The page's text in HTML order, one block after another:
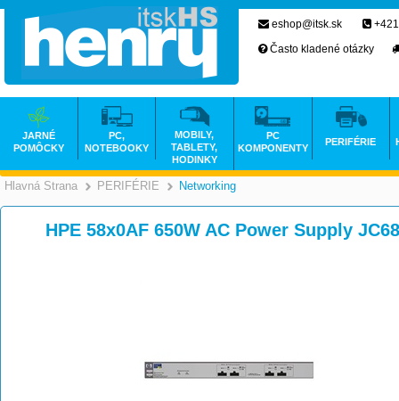
Hlavná Strana >
PERIFÉRIE >
Networking
HPE 58x0AF 650W AC Power Supply
eshop@itsk.sk
Často kladené otázky
JARNÉ
POMÔCKY
PC,
NOTEBOOKY
MOBILY,
TABLETY,
HODINKY
PC
KOMPONENTY
PERIFÉRIE